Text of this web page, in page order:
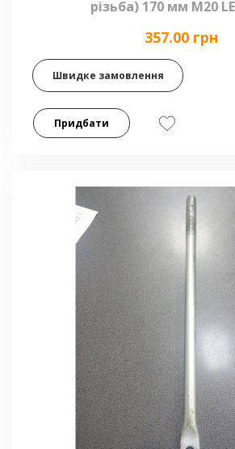
різьба) 170 мм М20
357.00 грн
Швидке замовлення
Придбати